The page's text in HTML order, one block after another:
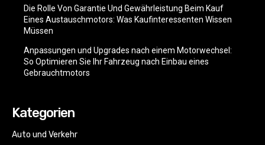
Die Rolle Von Garantie Und Gewährleistung Beim Kauf
Eines Austauschmotors: Was Kaufinteressenten Wissen
Müssen
Anpassungen und Upgrades nach einem Motorwechsel:
So Optimieren Sie Ihr Fahrzeug nach Einbau eines
Gebrauchtmotors
Kategorien
Auto und Verkehr